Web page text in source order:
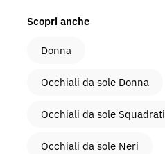
Scopri anche
Donna
Occhiali da sole Donna
Occhiali da sole Squadrati
Occhiali da sole Neri